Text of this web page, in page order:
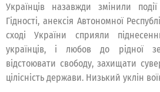
Українців назавжди змінили
Гідності, анексія Автономної
сході України сприяли
українців, і любов до рідної
відстоювати свободу, захищати
цілісність держави. Низький уклін